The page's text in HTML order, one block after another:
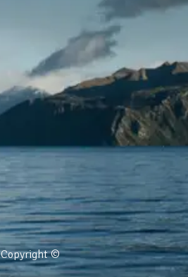
Copyright ©